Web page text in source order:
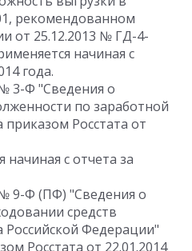
рекомендованном
от 25.12.2013 № ГД-4-
начиная с
года.
3-Ф "Сведения о
по заработной
Росстата от
с отчета за
9-Ф (ПФ) "Сведения о
средств
Российской Федерации"
Росстата от 22.01.2014